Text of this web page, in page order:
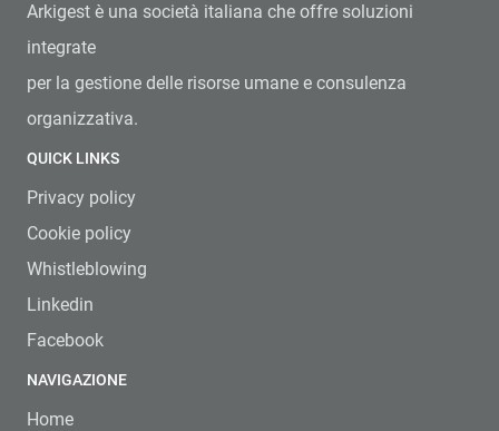
Arkigest è una società italiana che offre soluzioni
integrate
per la gestione delle risorse umane e consulenza
organizzativa.
QUICK LINKS
Privacy policy
Cookie policy
Whistleblowing
Linkedin
Facebook
NAVIGAZIONE
Home